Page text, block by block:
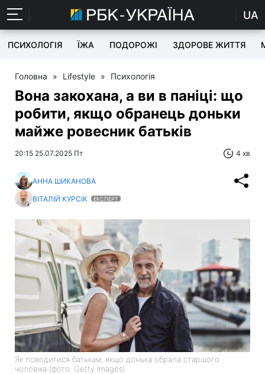
UA
ПСИХОЛОГІЯ ЇЖА ПОДОРОЖІ ЗДОРОВЕ ЖИТТЯ
Головна » Lifestyle » Психологія
Вона закохана, а ви в паніці: що
робити, якщо обранець доньки
майже ровесник батьків
20:15 25.07.2025 Пт 4 хв
АННА ШИКАНОВА
ВІТАЛІЙ КУРСІК
ЕКСПЕРТ
Як поводитися батькам, якщо донька обрала старшого
чоловіка (фото: Getty Images)